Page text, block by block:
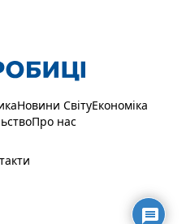
Новини СвітуЕкономіка
Про нас